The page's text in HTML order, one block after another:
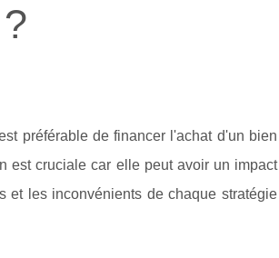
préférable de financer l'achat d'un bien
est cruciale car elle peut avoir un impact
et les inconvénients de chaque stratégie